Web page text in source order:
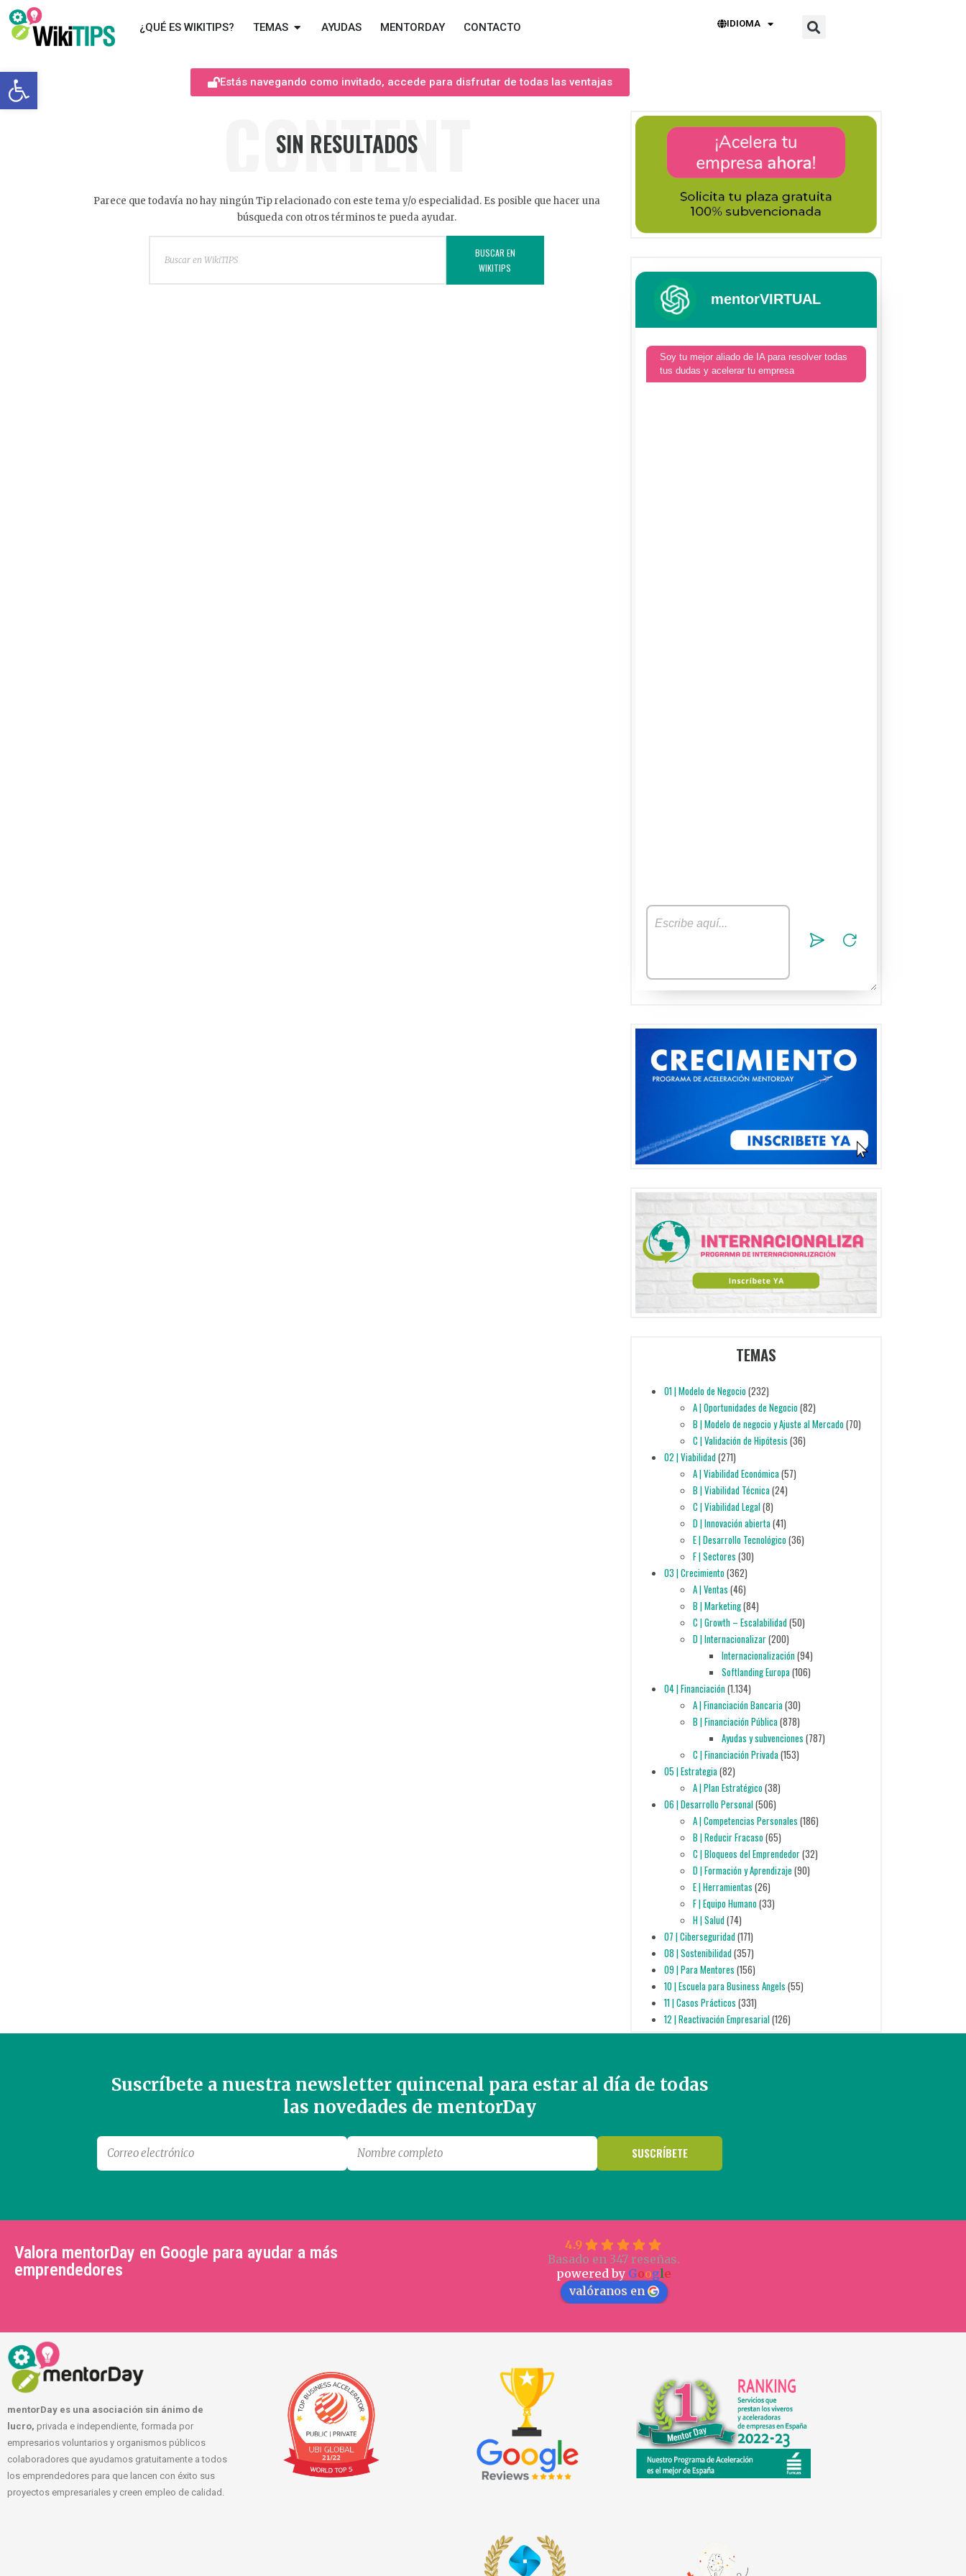
Abrir barra de herramientas
¿QUÉ ES WIKITIPS? TEMAS AYUDAS MENTORDAY CONTACTO IDIOMA
Estás navegando como invitado, accede para disfrutar de todas las ventajas
CONTENT
SIN RESULTADOS
Parece que todavía no hay ningún Tip relacionado con este tema y/o especialidad. Es posible que hacer una
búsqueda con otros términos te pueda ayudar.
BUSCAR EN
WIKITIPS
mentorVIRTUAL
Soy tu mejor aliado de IA para resolver todas
tus dudas y acelerar tu empresa
TEMAS
01 | Modelo de Negocio(232)
A | Oportunidades de Negocio(82)
B | Modelo de negocio y Ajuste al Mercado(70)
C | Validación de Hipótesis (36)
02 | Viabilidad(271)
A | Viabilidad Económica(57)
B | Viabilidad Técnica(24)
C | Viabilidad Legal(8)
D | Innovación abierta(41)
E | Desarrollo Tecnológico(36)
F | Sectores (30)
03 | Crecimiento(362)
A | Ventas (46)
B | Marketing(84)
C | Growth – Escalabilidad(50)
D | Internacionalizar(200)
Internacionalización(94)
Softlanding Europa(106)
04 | Financiación(1.134)
A | Financiación Bancaria(30)
B | Financiación Pública(878)
Ayudas y subvenciones (787)
C | Financiación Privada(153)
05 | Estrategia(82)
A | Plan Estratégico(38)
06 | Desarrollo Personal(506)
A | Competencias Personales (186)
B | Reducir Fracaso(65)
C | Bloqueos del Emprendedor(32)
D | Formación y Aprendizaje (90)
E | Herramientas (26)
F | Equipo Humano(33)
H | Salud(74)
07 | Ciberseguridad(171)
08 | Sostenibilidad(357)
09 | Para Mentores (156)
10 | Escuela para Business Angels (55)
11 | Casos Prácticos (331)
12 | Reactivación Empresarial(126)
Suscríbete a nuestra newsletter quincenal para estar al día de todas
las novedades de mentorDay
Valora mentorDay en Google para ayudar a más
emprendedores
4.9
Basado en 347 reseñas.
powered by Google
valóranos en
mentorDay es una asociación sin ánimo de
lucro, privada e independiente, formada por
empresarios voluntarios y organismos públicos
colaboradores que ayudamos gratuitamente a todos
los emprendedores para que lancen con éxito sus
proyectos empresariales y creen empleo de calidad.